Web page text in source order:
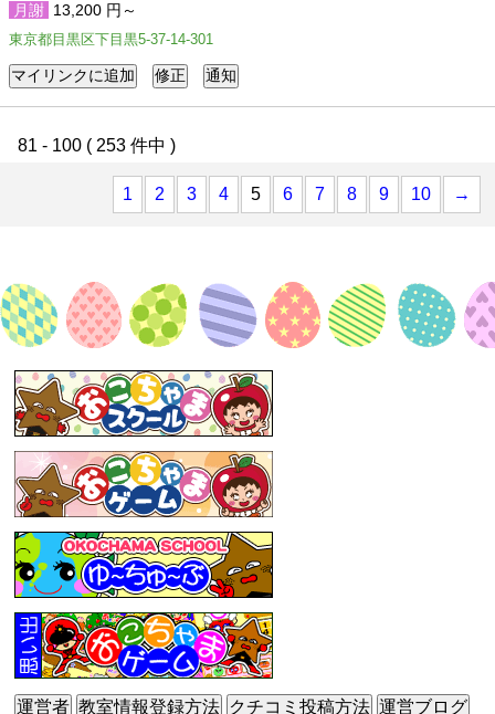
月謝 13,200 円～
東京都目黒区下目黒5-37-14-301
81 - 100 ( 253 件中 )
1 2 3 4 5 6 7 8 9 10 →